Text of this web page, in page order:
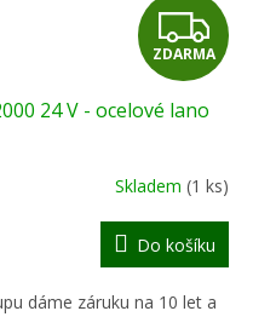
Z
D
A
R
M
A
ZDARMA
24 V - ocelové lano
Skladem (1 ks)
Do košíku
dáme záruku na 10 let a